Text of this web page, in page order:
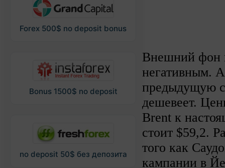
Forex 500$ no deposit bonus
Bonus 1500$ no deposit
no deposit 50$ без депозита
Внешний фон
негативным.
предыдущую
дешевеет.
Brent к
стоит $59,2.
того как
кампании в